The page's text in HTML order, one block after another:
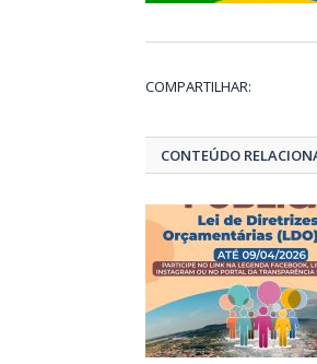
COMPARTILHAR:
CONTEÚDO